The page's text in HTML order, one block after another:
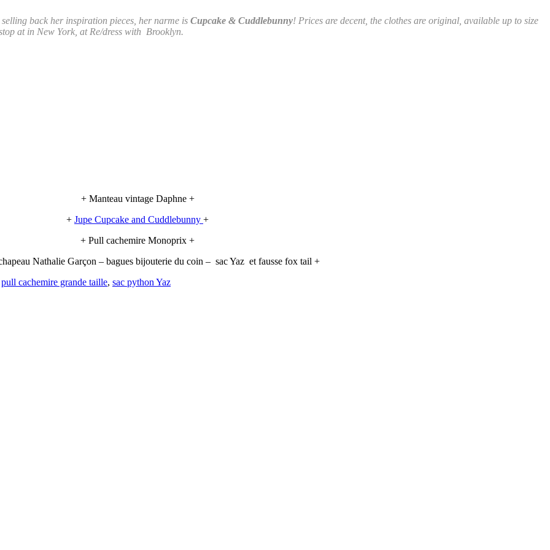
back her inspiration pieces, her narme is Cupcake & Cuddlebunny! Prices are decent, the clothes are original, available up to size
at in New York, at Re/dress with Brooklyn.
+ Manteau vintage Daphne +
+ Jupe Cupcake and Cuddlebunny +
+ Pull cachemire Monoprix +
Nathalie Garçon – bagues bijouterie du coin – sac Yaz et fausse fox tail +
pull cachemire grande taille, sac python Yaz